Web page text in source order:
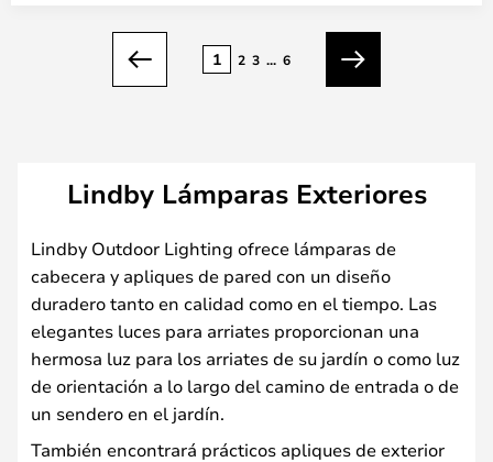
Anterior
1 2 3 ... 6
Siguiente
Lindby Lámparas Exteriores
Lindby Outdoor Lighting ofrece lámparas de
cabecera y apliques de pared con un diseño
duradero tanto en calidad como en el tiempo. Las
elegantes luces para arriates proporcionan una
hermosa luz para los arriates de su jardín o como luz
de orientación a lo largo del camino de entrada o de
un sendero en el jardín.
También encontrará prácticos apliques de exterior